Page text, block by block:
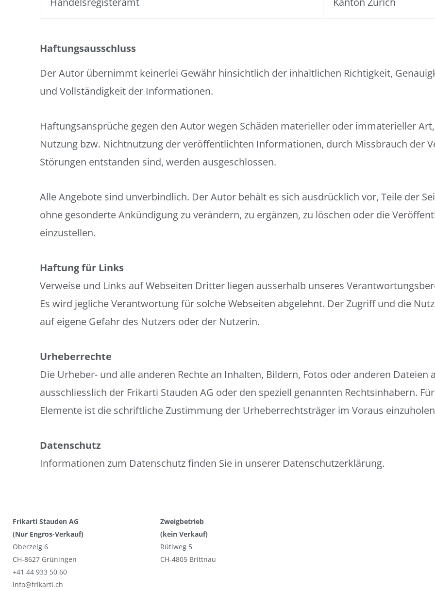
Haftungsausschluss
Der Autor übernimmt keinerlei Gewähr hinsichtlich der inhaltlichen Richtigkeit,
und Vollständigkeit der Informationen.
Haftungsansprüche gegen den Autor wegen Schäden materieller oder immaterieller
Nutzung bzw. Nichtnutzung der veröffentlichten Informationen, durch Missbrauch der
Störungen entstanden sind, werden ausgeschlossen.
Alle Angebote sind unverbindlich. Der Autor behält es sich ausdrücklich vor, Teile der
ohne gesonderte Ankündigung zu verändern, zu ergänzen, zu löschen oder die
einzustellen.
Haftung für Links
Verweise und Links auf Webseiten Dritter liegen ausserhalb unseres
Es wird jegliche Verantwortung für solche Webseiten abgelehnt. Der Zugriff und die
auf eigene Gefahr des Nutzers oder der Nutzerin.
Urheberrechte
Die Urheber- und alle anderen Rechte an Inhalten, Bildern, Fotos oder anderen Dateien
ausschliesslich der Frikarti Stauden AG oder den speziell genannten Rechtsinhabern.
Elemente ist die schriftliche Zustimmung der Urheberrechtsträger im Voraus
Datenschutz
Informationen zum Datenschutz finden Sie in unserer Datenschutzerklärung.
Frikarti Stauden AG
(Nur Engros-Verkauf)
Oberzelg 6
CH-8627 Grüningen
+41 44 933 50 60
info@frikarti.ch
Zweigbetrieb
(kein Verkauf)
Rütiweg 5
CH-4805 Brittnau